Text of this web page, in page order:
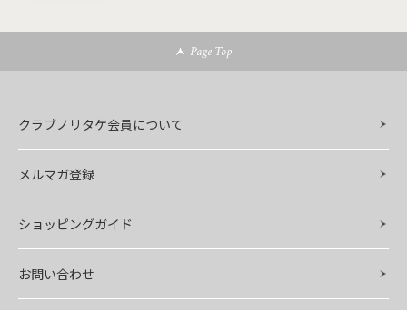
Page Top
クラブノリタケ会員について
メルマガ登録
ショッピングガイド
お問い合わせ